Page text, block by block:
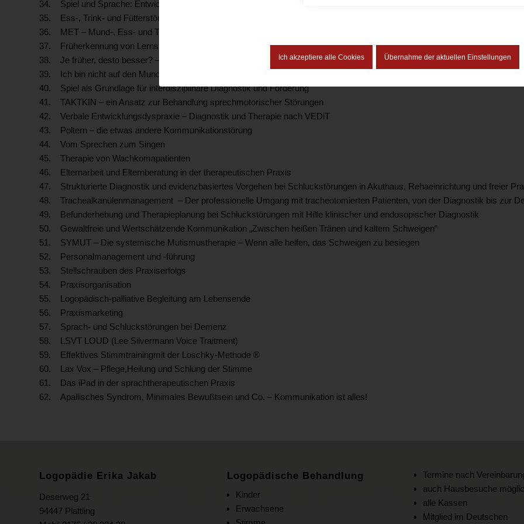
Ich akzeptiere alle Cookies Übernahme der aktuellen Einstellungen
34. Spiel und Sprache: Entwicklung, Auffälligkeiten und Therapie nach Zollinger
35. Ess-, Trink- und Fütterstörungen
36. MET – Mund-, Ess- und Trinktherapie im Kindesalter
37. Früherkennung von Lernstörungen und präventive Fördermöglichkeiten
38. Je früher, desto besser? – ADHS bei Klein- und Vorschulkindern
39. Ich bin nicht auf den Mund gefallen
40. Spiel als Grundlage für interdisziplinäre Diagnostik und Förderung
41. TAKTKIN – ein Ansatz zur Behandlung sprechmotorischer Störungen
42. Verbale Entwicklungsdyspraxie – Diagnostik und Therapie nach VEDiT
43. Poltern – die etwas andere Kommunikationstörung
44. Vom Sprechen zum Singen
45. Therapie von Wachkomapatienten
46. Elternarbeit und Elternberatung in der therapeutischen Praxis
47. Strukturierte Diagnostik und evidenzbasiertes Vorgehen bei Schluckstörungen in Akuthaus, Rehaeinrichtung und freier
48. Trachealkanülenmanagement – Der professionelle Umgang mit tracheotomierten Patienten, von der Diagnostik bis zur
49. Befunderhebung und Therapieplanung bei Schluckstörungen mit Hilfe klinischer und endosopischer Diagnostik
50. Gewaltfreie und Wertschätzende Kommunikation „Zwischen heißen Tränen und kaltem Schweigen“
51. SYMUT – Die systemische Mutismustherapie – Wenn alle helfen, das Schweigen zu besiegen
52. Personalmanagement und -führung
53. Stellschrauben des Praxiserfolgs
54. Praxisorganisation
55. Logopädisch-palliative Begleitung am Lebensende
56. Praxismarketing
57. Sprach- und Schluckstörungen bei Demenz
58. LSVT LOUD (Lee Silvermann Voice Traitment)
59. Effektives Stimmtrainingmit der Loschky-Methode ®
60. Lax Vox – Pflege,Heilung und Schlung der Stimme
61. Das iPad in der sprachtherapeutischen Praxis
62. Apallisches Syndrom, Minimales Bewußtsein und Co. – Kommunikation ist alles!
Logopädie Erika Jakab
Deserweg 21
94447 Plattling
Logopädische Behandlung
Kinder
Erwachsene
Termine nach
auch Hausbesuche
alle Kassen
Mitglied im Deutschen